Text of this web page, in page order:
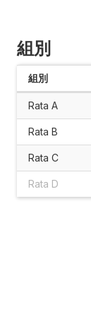
組別
組別
Rata A
Rata B
Rata C
Rata D